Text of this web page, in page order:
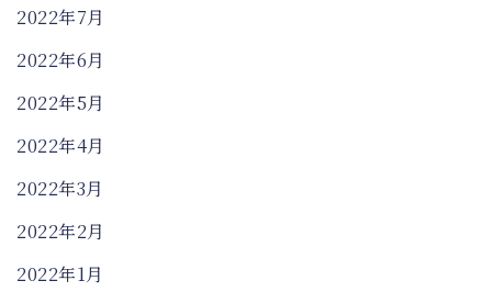
2022年7月
2022年6月
2022年5月
2022年4月
2022年3月
2022年2月
2022年1月